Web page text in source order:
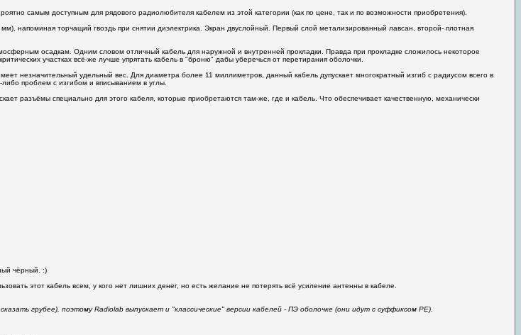
самым доступным для рядового радиолюбителя кабелем из этой категории (как по цене, так и по возможности приобретения).
напоминая торчащий гвоздь при снятии диэлектрика. Экран двуслойный. Первый слой метализированный лавсан, второй- плотная
осадкам. Одним словом отличный кабель для наружной и внутренней прокладки. Правда при прокладке сложилось некоторое
участках всё-же лучше упрятать кабель в "броню" дабы уберечься от перетирания оболочки.
незначительный удельный вес. Для диаметра более 11 миллиметров, данный кабель дупускает многократный изгиб с радиусом всего в
проблем с изгибом и вписыванием в углы.
разъёмы специально для этого кабеля, которые приобретаются там-же, где и кабель. Что обеспечивает качественную, механически
чёрный. :)
этот кабель всем, у кого нет лишних денег, но есть желание не потерять всё усиление антенны в кабеле.
грубее), поэтому Radiolab выпускает и "классические" версии кабелей - ПЭ оболочке (они идут с суффиксом PE).